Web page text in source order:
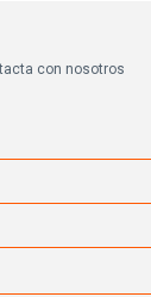
con nosotros